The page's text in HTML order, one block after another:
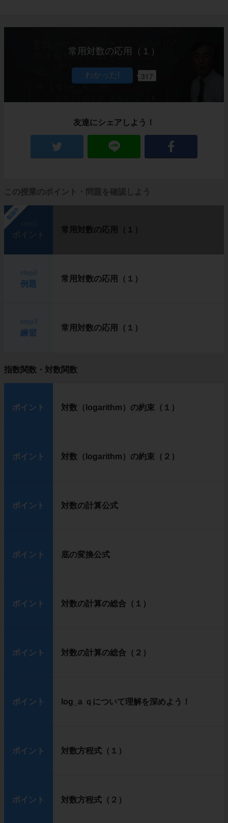
常用対数の応用（１）
317
友達にシェアしよう！
この授業のポイント・問題を確認しよう
勉強中
常用対数の応用（１）
例題
常用対数の応用（１）
練習
常用対数の応用（１）
指数関数・対数関数
ポイント 対数（logarithm）の約束（１）
ポイント 対数（logarithm）の約束（２）
ポイント 対数の計算公式
ポイント 底の変換公式
ポイント 対数の計算の総合（１）
ポイント 対数の計算の総合（２）
ポイント log_a ｑについて理解を深めよう！
ポイント 対数方程式（１）
ポイント 対数方程式（２）